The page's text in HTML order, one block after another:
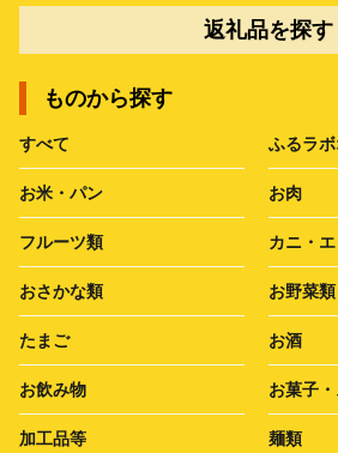
返礼品を探す
ものから探す
すべて ふるラ
お米・パン お肉
フルーツ類 カニ・
おさかな類 お野菜類
たまご お酒
お飲み物 お菓子
加工品等 麺類